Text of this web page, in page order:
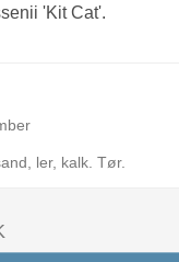
'Kit Cat'.
ler, kalk. Tør.